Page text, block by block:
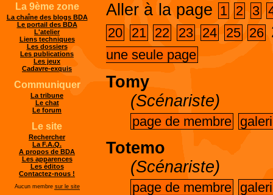
Aller à la page 1 2 3
20
21 22 23 24 25 26
une seule page
Tomy
(Scénariste)
page de membre
Totemo
(Scénariste)
page de membre
La 9ème zone
La chaîne des blogs BDA
Le portail des BDA
L'atelier
Liens techniques
Les dossiers
Les publications
Les jeux
Cadavre-exquis
Communiquer
La tribune
Le chat
Le forum
Le site
Rechercher
La F.A.Q.
A propos de BDA
Les apparences
Les éditos
Contactez-nous !
Aucun membre sur le site